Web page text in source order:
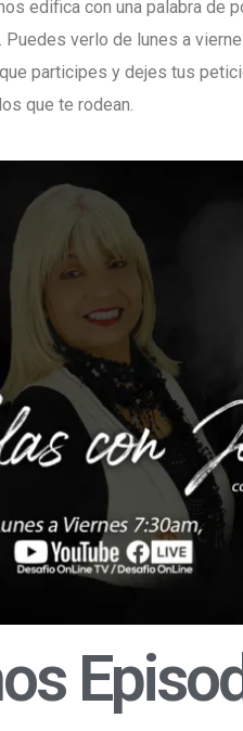
edifica con una palabra de
Puedes verlo de lunes a
participes y dejes tus
que te rodean.